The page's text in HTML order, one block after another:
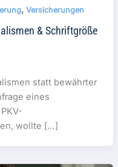
, Versicherungen
& Schriftgröße
statt bewährter
eines
wollte […]